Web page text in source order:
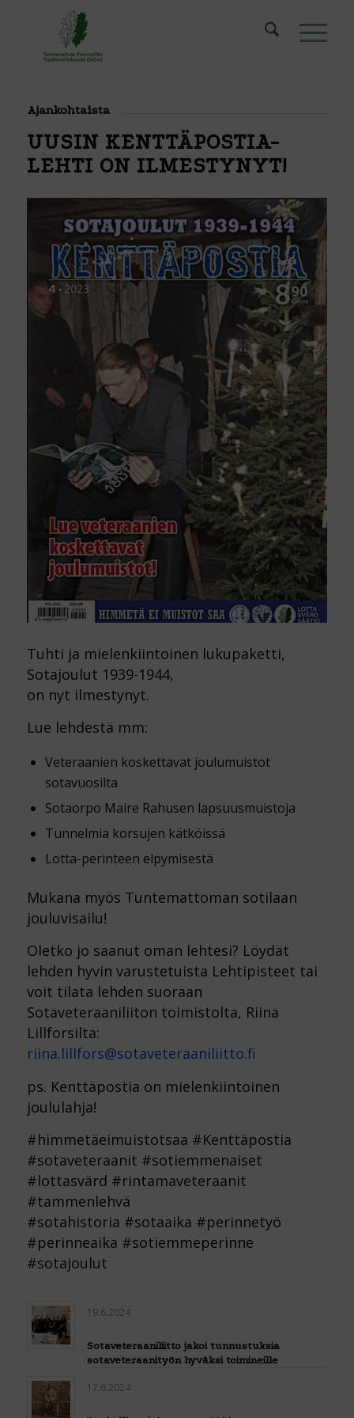
Ajankohtaista
UUSIN KENTTÄPOSTIA-
LEHTI ON ILMESTYNYT!
Tuhti ja mielenkiintoinen lukupaketti,
Sotajoulut 1939-1944,
on nyt ilmestynyt.
Lue lehdestä mm:
Veteraanien koskettavat joulumuistot
sotavuosilta
Sotaorpo Maire Rahusen lapsuusmuistoja
Tunnelmia korsujen kätköissä
Lotta-perinteen elpymisestä
Mukana myös Tuntemattoman sotilaan
jouluvisailu!
Oletko jo saanut oman lehtesi? Löydät
lehden hyvin varustetuista Lehtipisteet tai
voit tilata lehden suoraan
Sotaveteraaniliiton toimistolta, Riina
Lillforsilta:
riina.lillfors@sotaveteraaniliitto.fi
ps. Kenttäpostia on mielenkiintoinen
joululahja!
#himmetäeimuistotsaa #Kenttäpostia
#sotaveteraanit #sotiemmenaiset
#lottasvärd #rintamaveteraanit
#tammenlehvä
#sotahistoria #sotaaika #perinnetyö
#perinneaika #sotiemmeperinne
#sotajoulut
19.6.2024
Sotaveteraaniliitto jakoi tunnustuksia
sotaveteraanityön hyväksi toimineille
17.6.2024